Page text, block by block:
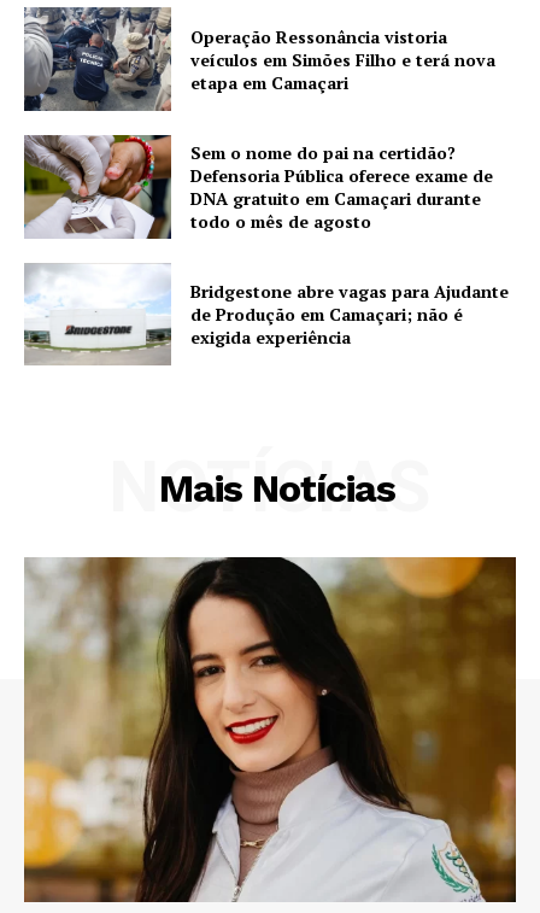
Operação Ressonância vistoria
veículos em Simões Filho e terá nova
etapa em Camaçari
Sem o nome do pai na certidão?
Defensoria Pública oferece exame de
DNA gratuito em Camaçari durante
todo o mês de agosto
Bridgestone abre vagas para Ajudante
de Produção em Camaçari; não é
exigida experiência
Mais Notícias
NOTÍCIAS